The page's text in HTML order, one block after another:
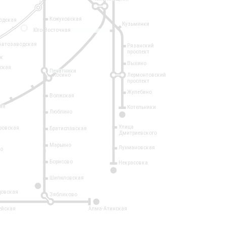
2
14
Кузьминки
Рязанский
проспект
Выхино
Лермонтовский
проспект
Жулебино
Котельники
Кожуховская
Печатники
Волжская
Люблино
Братиславская
Марьино
Борисово
Шипиловская
Зябликово
Алма-Атинская
Улица
Дмитриевского
Лухмановская
Некрасовка
Косино
Юго-Восточная